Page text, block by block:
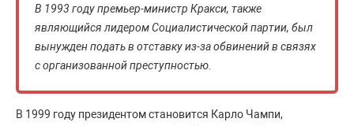
В 1993 году премьер-министр Кракси, также
являющийся лидером Социалистической партии, был
вынужден подать в отставку из-за обвинений в связях
с организованной преступностью.
В 1999 году президентом становится Карло Чампи,